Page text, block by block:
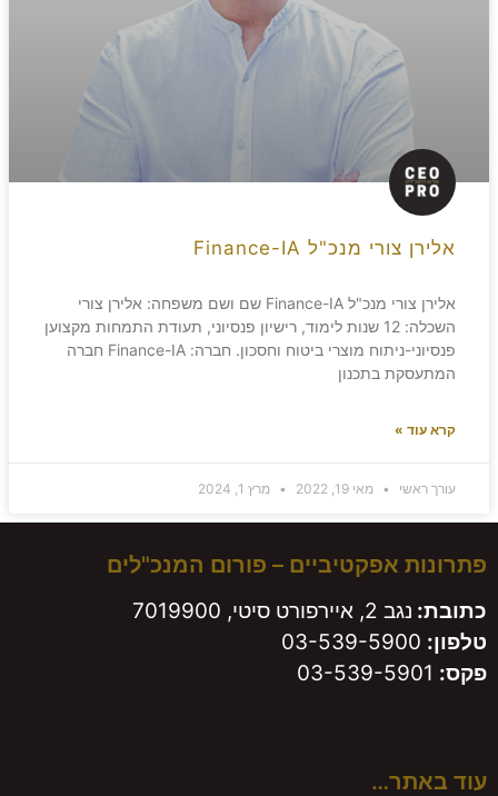
אלירן צורי מנכ"ל Finance-IA
אלירן צורי מנכ"ל Finance-IA שם ושם משפחה: אלירן צורי
השכלה: 12 שנות לימוד, רישיון פנסיוני, תעודת התמחות מקצוען
פנסיוני-ניתוח מוצרי ביטוח וחסכון. חברה: Finance-IA חברה
המתעסקת בתכנון
קרא עוד »
עורך ראשי מאי 19, 2022 מרץ 1, 2024
פתרונות אפקטיביים – פורום המנכ"לים
כתובת: נגב 2, איירפורט סיטי, 7019900
טלפון: 03-539-5900
פקס:
עוד באתר…